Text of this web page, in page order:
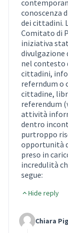
conoscenza
dei cittadini.
Comitato di
iniziativa
divulgazione
nel contesto
cittadini,
referndum o
cittadine,
referendum
attività
dentro
purtroppo
opportunità
preso in
incredulità
segue:
Hide reply
Comment
Chiara